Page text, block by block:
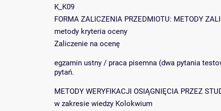
K_K09
FORMA ZALICZENIA PRZEDMIOTU: METODY
metody kryteria oceny
Zaliczenie na ocenę
egzamin ustny / praca pisemna (dwa pytania
pytań.
METODY WERYFIKACJI OSIĄGNIĘCIA PRZEZ
w zakresie wiedzy Kolokwium